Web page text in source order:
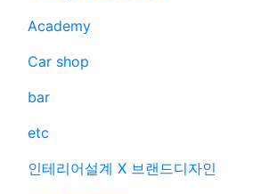
Academy
Car shop
bar
etc
인테리어설계 X 브랜드디자인